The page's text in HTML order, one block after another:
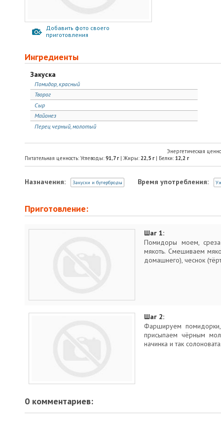
Добавить фото своего
приготовления
Ингредиенты
Закуска
Помидор, красный
Творог
Сыр
Майонез
Перец черный, молотый
Энергетическая
Питательная ценность: Углеводы: 91,7г| Жиры: 22,5 г| Белки: 12,2 г
Назначения: Закуски и бутерброды Время употребления:
Приготовление:
Шаг 1:
Помидоры моем,
мякоть. Смешиваем
домашнего), чеснок
Шаг 2:
Фаршируем
присыпаем чёрным
начинка и так
0 комментариев: